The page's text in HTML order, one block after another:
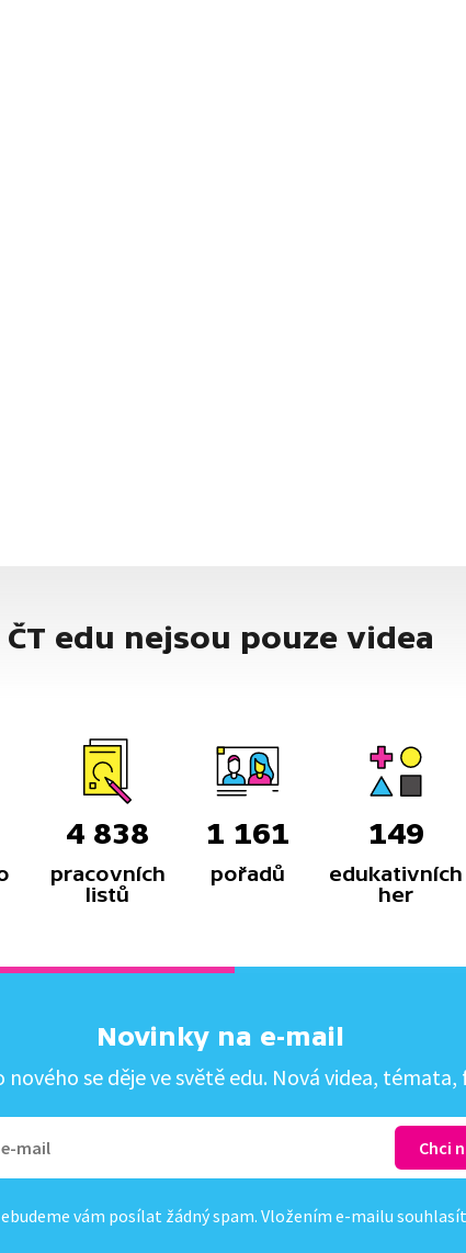
ČT edu nejsou pouze videa
4 838
pracovních
listů
1 161
pořadů
149
edukativních
her
Novinky na e-mail
nového se děje ve světě edu. Nová videa, témata,
vám posílat žádný spam. Vložením e-mailu